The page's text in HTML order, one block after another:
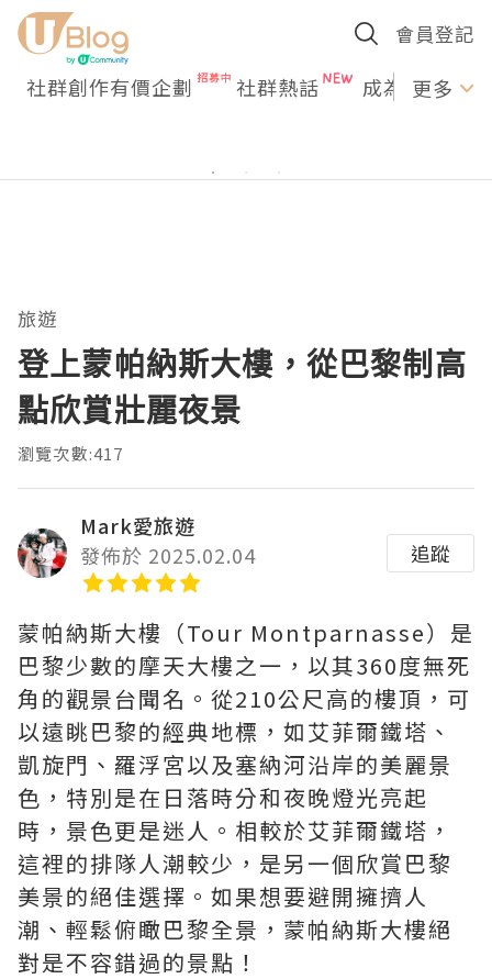
會員登記
社群創作有價企劃 社群熱話 成為U更多
旅遊
登上蒙帕納斯大樓，從巴黎制高
點欣賞壯麗夜景
瀏覽次數:417
Mark愛旅遊
發佈於 2025.02.04
追蹤
蒙帕納斯大樓（Tour Montparnasse）是
巴黎少數的摩天大樓之一，以其360度無死
角的觀景台聞名。從210公尺高的樓頂，可
以遠眺巴黎的經典地標，如艾菲爾鐵塔、
凱旋門、羅浮宮以及塞納河沿岸的美麗景
色，特別是在日落時分和夜晚燈光亮起
時，景色更是迷人。相較於艾菲爾鐵塔，
這裡的排隊人潮較少，是另一個欣賞巴黎
美景的絕佳選擇。如果想要避開擁擠人
潮、輕鬆俯瞰巴黎全景，蒙帕納斯大樓絕
對是不容錯過的景點！